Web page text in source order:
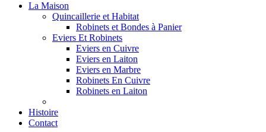
La Maison
Quincaillerie et Habitat
Robinets et Bondes à Panier
Eviers Et Robinets
Eviers en Cuivre
Eviers en Laiton
Eviers en Marbre
Robinets En Cuivre
Robinets en Laiton
Histoire
Contact